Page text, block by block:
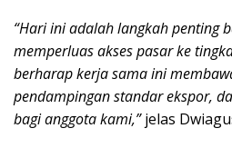
“Hari ini adalah langkah penting
memperluas akses pasar ke
berharap kerja sama ini
pendampingan standar ekspor,
bagi anggota kami,”jelas